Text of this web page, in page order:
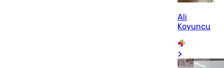
Ali
Koyuncu